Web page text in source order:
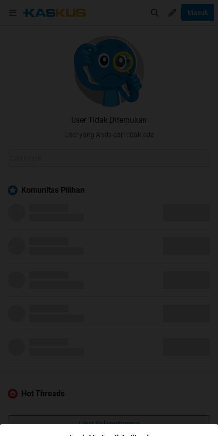
Masuk
User Tidak Ditemukan
User yang Anda cari tidak ada
Komunitas Pilihan
Hot Threads
Lihat Selengkapnya